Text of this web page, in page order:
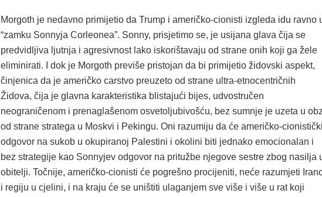
Morgoth je nedavno primijetio da Trump i američko-cionisti izgleda idu ravno
“zamku Sonnyja Corleonea”. Sonny, prisjetimo se, je usijana glava čija se
predvidljiva ljutnja i agresivnost lako iskorištavaju od strane onih koji ga žele
eliminirati. I dok je Morgoth previše pristojan da bi primijetio židovski aspekt,
činjenica da je američko carstvo preuzeto od strane ultra-etnocentričnih
Židova, čija je glavna karakteristika blistajući bijes, udvostručen
neograničenom i prenaglašenom osvetoljubivošću, bez sumnje je uzeta u
od strane stratega u Moskvi i Pekingu. Oni razumiju da će američko-
odgovor na sukob u okupiranoj Palestini i okolini biti jednako emocionalan i
bez strategije kao Sonnyjev odgovor na pritužbe njegove sestre zbog nasilja
obitelji. Točnije, američko-cionisti će pogrešno procijeniti, neće razumjeti
i regiju u cjelini, i na kraju će se uništiti ulaganjem sve više i više u rat koji